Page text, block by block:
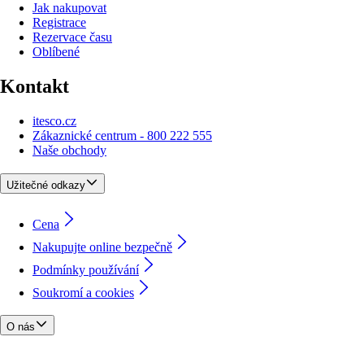
Jak nakupovat
Registrace
Rezervace času
Oblíbené
Kontakt
itesco.cz
Zákaznické centrum - 800 222 555
Naše obchody
Užitečné odkazy
Cena
Nakupujte online bezpečně
Podmínky používání
Soukromí a cookies
O nás